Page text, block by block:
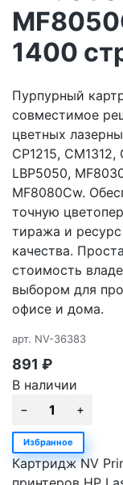
1400
Пурпурный
совместимое
цветных
CP1215,
LBP5050,
MF8080Cw.
точную
тиража и
качества.
стоимость
выбором для
офисе и дома.
арт. NV-36383
891 ₽
В наличии
Избранное
Картридж NV